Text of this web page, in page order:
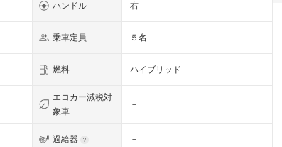
ハンドル 右
乗車定員 ５名
燃料 ハイブリッド
エコカー減税対
象車
－
過給器 －